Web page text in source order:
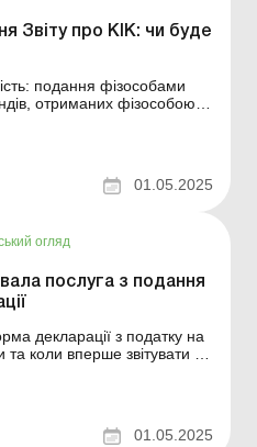
Звіту про КІК: чи буде
отриманих фізособою
подання фізичними
про контрольовані
01.05.2025
огляд
послуга з подання
коли вперше звітувати Чи
і виправлення помилок
відновлення пос...
01.05.2025